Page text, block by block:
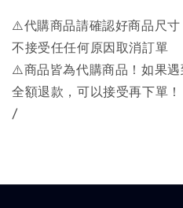
⚠️代購商品請確認好商品尺寸
不接受任任何原因取消訂單
⚠️商品皆為代購商品！如果
全額退款，可以接受再下單！
/